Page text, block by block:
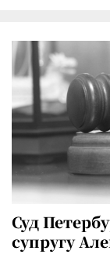
Суд
супругу